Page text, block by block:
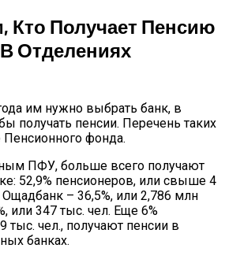
Кто Получает Пенсию
Отделениях
им нужно выбрать банк, в
получать пенсии. Перечень таких
Пенсионного фонда.
ПФУ, больше всего получают
52,9% пенсионеров, или свыше 4
– 36,5%, или 2,786 млн
или 347 тыс. чел. Еще 6%
тыс. чел., получают пенсии в
банках.